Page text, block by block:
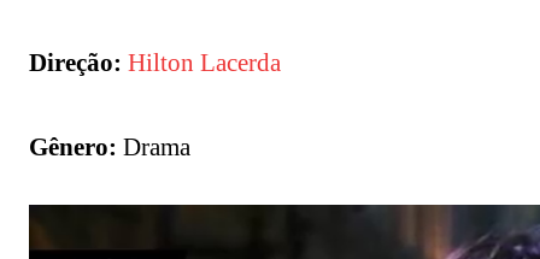
Direção: Hilton Lacerda
Gênero: Drama